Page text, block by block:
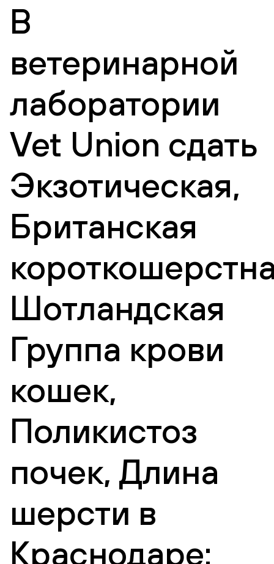
В
ветеринарной
лаборатории
Vet Union сдать
Экзотическая,
Британская
Шотландская
Группа крови
кошек,
Поликистоз
почек, Длина
шерсти в
Краснодаре: